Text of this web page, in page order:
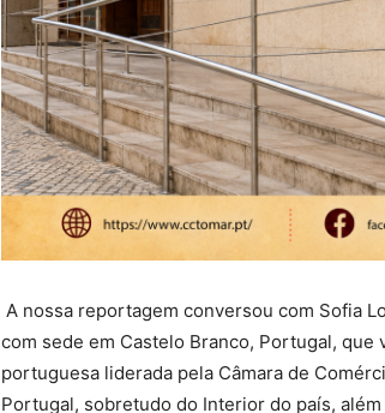
A nossa reportagem conversou com Sofia
com sede em Castelo Branco, Portugal, que
portuguesa liderada pela Câmara de
Portugal, sobretudo do Interior do país,